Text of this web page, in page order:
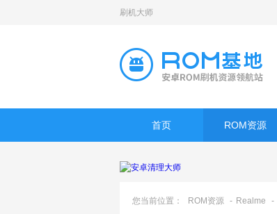
刷机大师
首页 ROM资源
您当前位置： ROM资源 - Realme -